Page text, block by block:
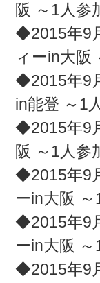
阪 ～1人参
◆2015年9
ィーin大阪
◆2015年9
in能登 ～1
◆2015年9
阪 ～1人参
◆2015年9
ーin大阪
◆2015年9
ーin大阪
◆2015年9